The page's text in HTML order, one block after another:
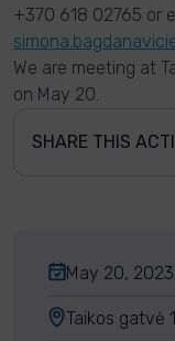
+370 618 02765 or
We are meeting at
on May 20.
SHARE THIS
May 20,
Taikos gatvė